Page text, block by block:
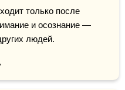
только после
и осознание —
людей.